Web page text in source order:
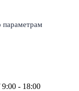
параметрам
- 18:00